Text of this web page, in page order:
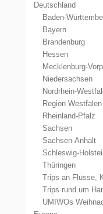
Deutschland
Baden-
Bayern
Brandenburg
Hessen
Mecklenburg-
Niedersachsen
Nordrhein-
Region Westfalen
Rheinland-Pfalz
Sachsen
Sachsen-Anhalt
Schleswig-
Thüringen
Trips an Flüsse,
Trips rund um
UMIWOs